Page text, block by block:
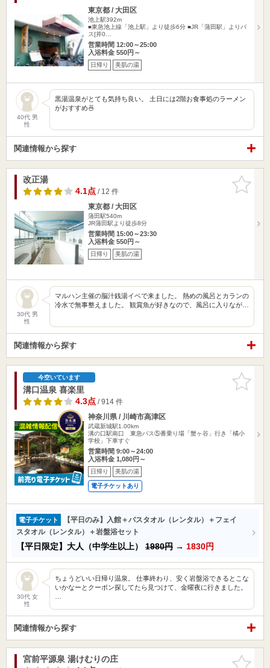
東京都 / 大田区
池上駅392m
■東急池上線「池上駅」より徒歩6分 ■JR「蒲田駅」よりバ
ス[井0…
営業時間 12:00～25:00
入浴料金 550円～
日帰り 美肌の湯
40代 男
性
黒湯温泉がとても気持ち良い。 土日には2階お食事処のラーメン
がおすすめ🍜
関連情報から探す
お気に入
りに追加
改正湯
4.1点/ 12 件
東京都 / 大田区
蒲田駅540m
JR蒲田駅より徒歩8分
営業時間 15:00～23:30
入浴料金 550円～
日帰り 美肌の湯
30代 男
性
マルハン主催の脳汁銭湯イベで来ました。 熱めの風呂とカランの
冷水で無事整えました。 観賞魚が好きなので、風呂に入りなが…
関連情報から探す
お気に入
りに追加
今空いています
溝口温泉 喜楽里
4.3点/ 914 件
神奈川県 / 川崎市高津区
武蔵新城駅1.00km
溝の口駅南口 東急バス⑤番乗り場「蟹ヶ谷」行き「橘小
学校」下車すぐ
営業時間 9:00～24:00
入浴料金 1,080円～
日帰り 美肌の湯
電子チケットあり
電子チケット
【平日のみ】入館＋バスタオル（レンタル）＋フェイ
スタオル（レンタル）＋岩盤浴セット
【平日限定】大人（中学生以上） 1980円 → 1830円
30代 女
性
ちょうどいい日帰り温泉。 仕事終わり、安く岩盤浴できるとこな
いかなーとクーポン探してたら見つけて、金曜夜に行きました。
関連情報から探す
お気に入
宮前平源泉 湯けむりの庄